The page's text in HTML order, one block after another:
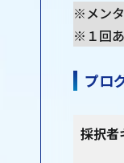
※メン
※１回
プロ
採択者